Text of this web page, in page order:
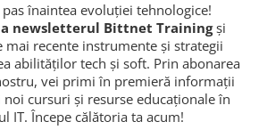
pas înaintea evoluției tehnologice!
newsletterul Bittnet Trainingși
mai recente instrumente și strategii
abilităților tech și soft. Prin abonarea
vei primi în premieră informații
noi cursuri și resurse educaționale în
IT. Începe călătoria ta acum!